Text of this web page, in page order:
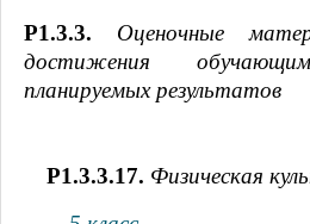
Р1.3.3. Оценочные
достижения
планируемых результатов
Р1.3.3.17. Физическая